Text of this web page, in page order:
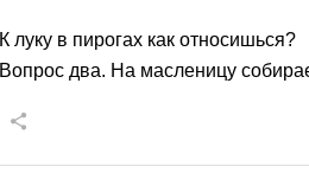
К луку в пирогах как относишься?
Вопрос два. На масленицу